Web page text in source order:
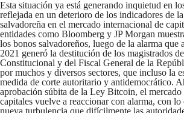
Esta situación ya está generando inquietud en
reflejada en un deterioro de los indicadores de
salvadoreña en el mercado internacional de
entidades como Bloomberg y JP Morgan
los bonos salvadoreños, luego de la alarma que
2021 generó la destitución de los magistrados
Constitucional y del Fiscal General de la
por muchos y diversos sectores, que incluso la
medida de corte autoritario y antidemocrático.
aprobación súbita de la Ley Bitcoin, el
capitales vuelve a reaccionar con alarma, con lo
nueva turbulencia que difícilmente las